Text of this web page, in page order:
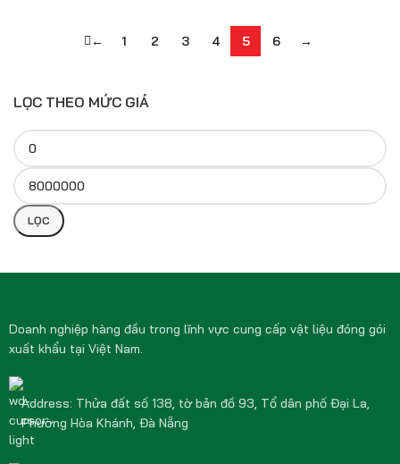
LỌC THEO MỨC GIÁ
LỌC
← 1 2 3 4 5 6 →
Doanh nghiệp hàng đầu trong lĩnh vực cung cấp vật liệu đóng gói
xuất khẩu tại Việt Nam.
Address: Thửa đất số 138, tờ bản đồ 93, Tổ dân phố Đại La,
Phường Hòa Khánh, Đà Nẵng